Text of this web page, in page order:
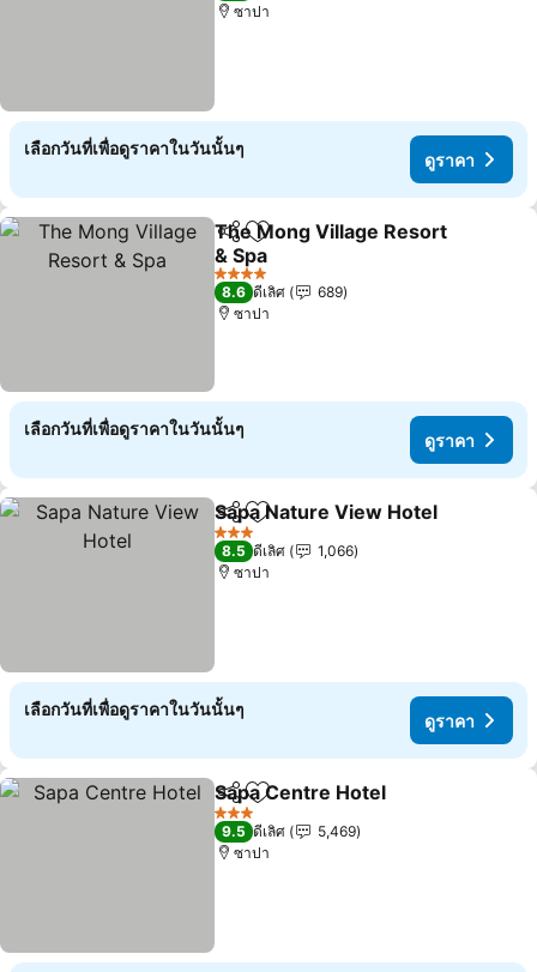
ซาปา
เลือกวันที่เพื่อดูราคาในวันนั้นๆ
ดูราคา
แชร์ เพิ่มในรายการโปรด
The Mong Village Resort
& Spa
ดูราคา
4 ดาว
8.6 ดีเลิศ
689
ซาปา
เลือกวันที่เพื่อดูราคาในวันนั้นๆ
ดูราคา
แชร์ เพิ่มในรายการโปรด
Sapa Nature View Hotel
3 ดาว
8.5 ดีเลิศ
1,066
ซาปา
เลือกวันที่เพื่อดูราคาในวันนั้นๆ
ดูราคา
แชร์ เพิ่มในรายการโปรด
Sapa Centre Hotel
3 ดาว
9.5 ดีเลิศ
5,469
ซาปา